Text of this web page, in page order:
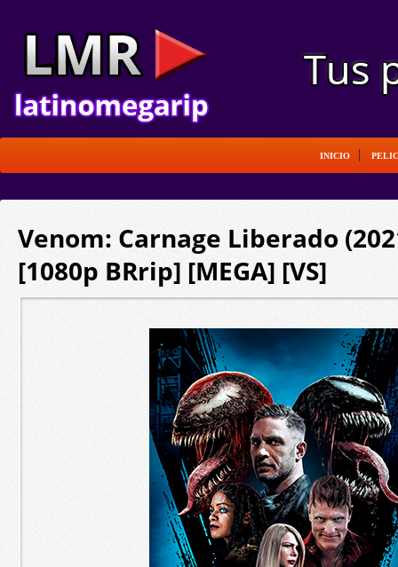
INICIO
Venom: Carnage Liberado
[1080p BRrip] [MEGA] [VS]